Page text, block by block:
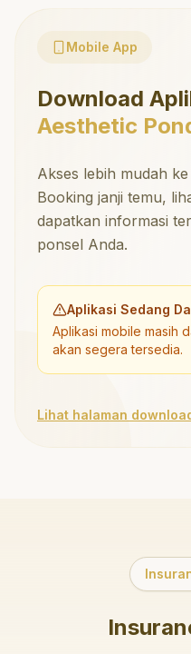
Mobile App
Download
Aesthetic
Akses lebih mudah
Booking janji temu,
dapatkan informasi
ponsel Anda.
Aplikasi Sedang
Aplikasi mobile masih
akan segera tersedia.
Lihat halaman